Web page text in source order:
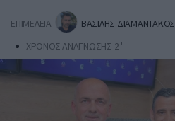
ΕΠΙΜΕΛΕΙΑ ΒΑΣΙΛΗΣ ΔΙΑΜΑΝΤΑΚΟΣ
ΧΡΟΝΟΣ ΑΝΑΓΝΩΣΗΣ 2 '